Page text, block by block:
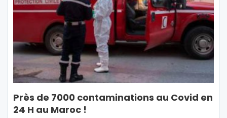
Près de 7000 contaminations au Covid en
24 H au Maroc !